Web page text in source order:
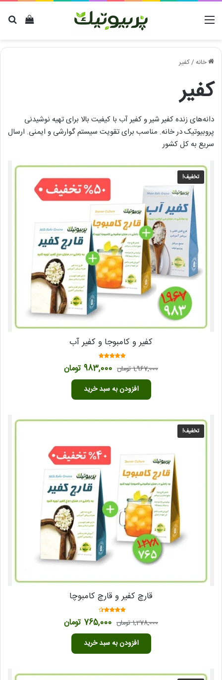
دیدن منو
خانه/کفیر
کفیر
دانه‌های زنده کفیر شیر و کفیر آب با کیفیت بالا برای تهیه نوشیدنی
پروبیوتیک در خانه. مناسب برای تقویت سیستم گوارشی و ایمنی. ارسال
سریع به کل کشور
تخفیف!
کفیر و کامبوجا و کفیر آب
4.40
1,967,000تومان قیمت
اصلی
بود.
983,000 تومانقیمت
افزودن به سبد خرید
تخفیف!
قارچ کفیر و قارچ کامبوچا
4.05
1,278,000تومان قیمت
اصلی
بود.
765,000 تومانقیمت
افزودن به سبد خرید